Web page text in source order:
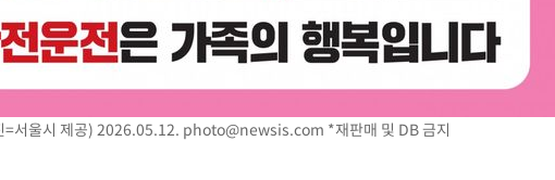
=서울시 제공) 2026.05.12. photo@newsis.com *재판매 및 DB 금지